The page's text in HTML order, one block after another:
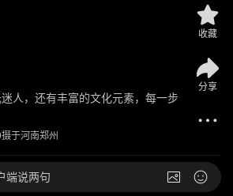
人，还有丰富的文化元素，每一步
于河南郑州
收藏
分享
端说两句